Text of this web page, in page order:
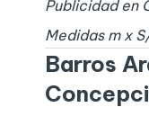
Publicidad en
Medidas m x
Barros